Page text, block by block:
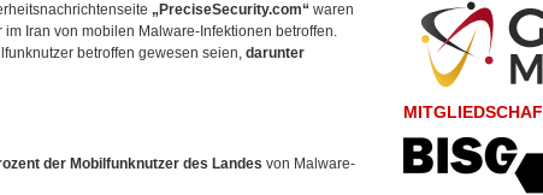
„PreciseSecurity.com“ waren
Iran von mobilen Malware-Infektionen betroffen.
betroffen gewesen seien, darunter
der Mobilfunknutzer des Landes von Malware-